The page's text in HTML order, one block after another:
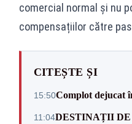
comercial normal și nu
compensațiilor către
CITEȘTE ȘI
15:50Complot dejucat
11:04DESTINAȚII DE